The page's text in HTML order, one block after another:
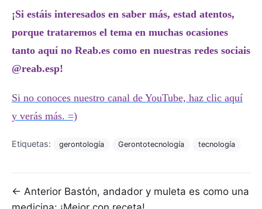
¡Si estáis interesados en saber más, estad atentos,
porque trataremos el tema en muchas ocasiones
tanto aquí no Reab.es como en nuestras redes sociais
@reab.esp!
Si no conoces nuestro canal de YouTube, haz clic aquí
y verás más. =)
Etiquetas: gerontología Gerontotecnología tecnología
Navegación de entradas
← Anterior Bastón, andador y muleta es como una